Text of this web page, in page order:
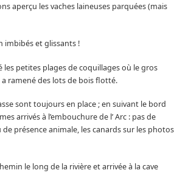
aperçu les vaches laineuses parquées (mais
imbibés et glissants !
les petites plages de coquillages où le gros
ramené des lots de bois flotté.
sont toujours en place ; en suivant le bord
arrivés à l’embouchure de l’ Arc : pas de
présence animale, les canards sur les photos
le long de la rivière et arrivée à la cave